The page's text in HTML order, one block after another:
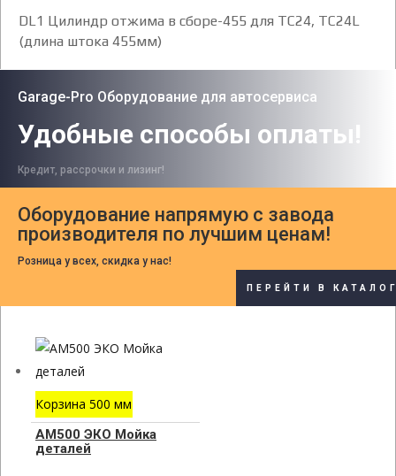
DL1 Цилиндр отжима в сборе-455 для TC24, TC24L
(длина штока 455мм)
Garage-Pro Оборудование для автосервиса
Удобные способы оплаты!
Кредит, рассрочки и лизинг!
Оборудование напрямую с завода
производителя по лучшим ценам!
Розница у всех, скидка у нас!
ПЕРЕЙТИ В
Корзина 500 мм
АМ500 ЭКО Мойка
деталей